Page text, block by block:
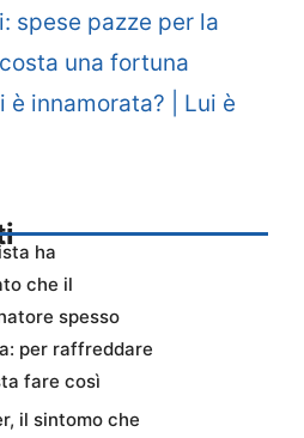
spese pazze per la
una fortuna
è innamorata? | Lui è
ha
che il
spesso
per raffreddare
fare così
il sintomo che